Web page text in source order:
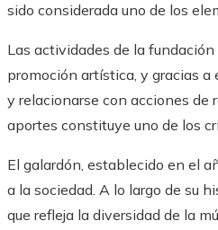
sido considerada uno de los
Las actividades de la
promoción artística, y gracias
y relacionarse con acciones de
aportes constituye uno de los
El galardón, establecido en el
a la sociedad. A lo largo de su
que refleja la diversidad de la